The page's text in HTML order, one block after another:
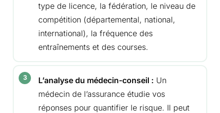
type de licence, la fédération, le niveau de
compétition (départemental, national,
international), la fréquence des
entraînements et des courses.
L’analyse du médecin-conseil : Un
médecin de l’assurance étudie vos
réponses pour quantifier le risque. Il peut